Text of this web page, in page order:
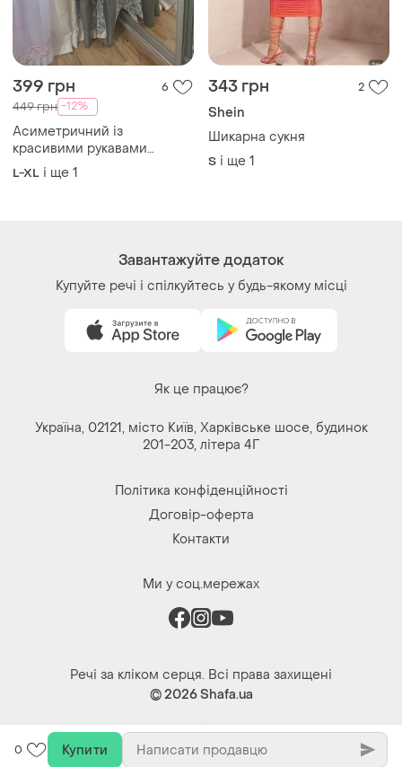
399 грн 6
449 грн -12%
Асиметричний із
красивими рукавами
блузон, туніка
L-XL і ще 1
343 грн 2
Shein
Шикарна сукня
S і ще 1
0 Купити
Завантажуйте додаток
Купуйте речі і спілкуйтесь у будь-якому місці
Як це працює?
Україна, 02121, місто Київ, Харківське шосе, будинок
201-203, літера 4Г
Політика конфіденційності
Договір-оферта
Контакти
Ми у соц.мережах
Речі за кліком серця. Всі права захищені
© 2026Shafa.ua